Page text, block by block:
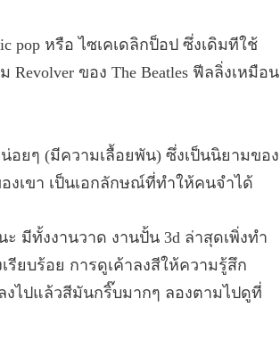
pop หรือ ไซเคเดลิกป็อป ซึ่งเดิมทีใช้
ของ The Beatles ฟีลลิ่งเหมือน
อยๆ (มีความเลื้อยพัน) ซึ่งเป็นนิยามของ
เขา เป็นเอกลักษณ์ที่ทำให้คนจำได้
มีทั้งงานวาด งานปั้น 3d ล่าสุดเพิ่งทำ
ยบร้อย การดูเค้าลงสีให้ความรู้สึก
งไปแล้วสีมันกริ๊บมากๆ ลองตามไปดูที่